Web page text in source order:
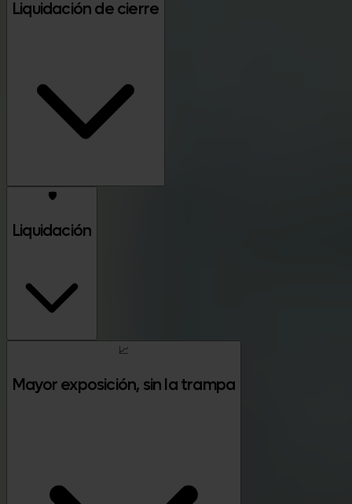
Liquidación de cierre
🛡️
Liquidación
📈
Mayor exposición, sin la trampa